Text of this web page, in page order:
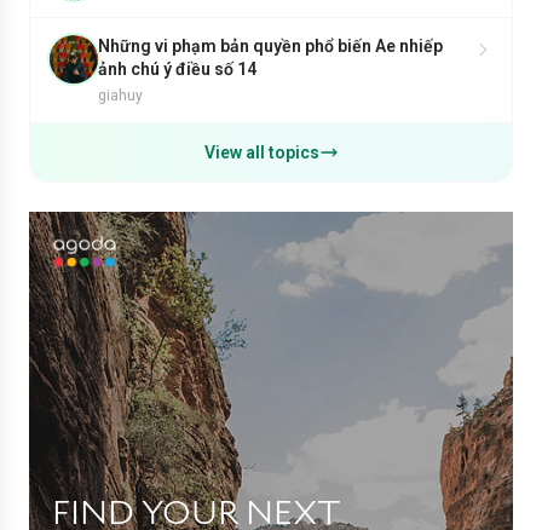
Những vi phạm bản quyền phổ biến Ae nhiếp
ảnh chú ý điều số 14
giahuy
View all topics